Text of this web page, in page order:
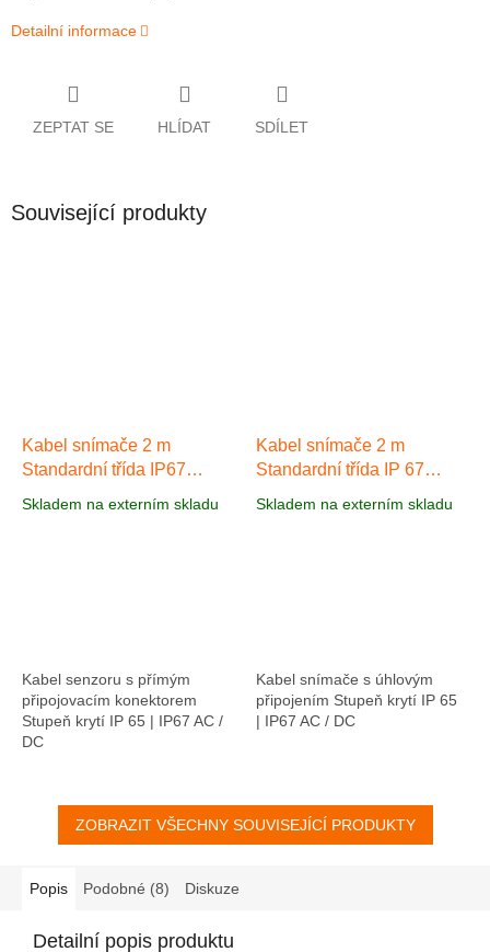
Detailní informace
ZEPTAT SE HLÍDAT SDÍLET
Související produkty
Kabel snímače 2 m
Standardní třída IP67
AA037
Skladem na externím skladu
Kabel senzoru s přímým
připojovacím konektorem
Stupeň krytí IP 65 | IP67 AC /
DC
Kabel snímače 2 m
Standardní třída IP 67
AA040
Skladem na externím skladu
Kabel snímače s úhlovým
připojením Stupeň krytí IP 65
| IP67 AC / DC
ZOBRAZIT VŠECHNY SOUVISEJÍCÍ PRODUKTY
Popis Podobné (8) Diskuze
Detailní popis produktu